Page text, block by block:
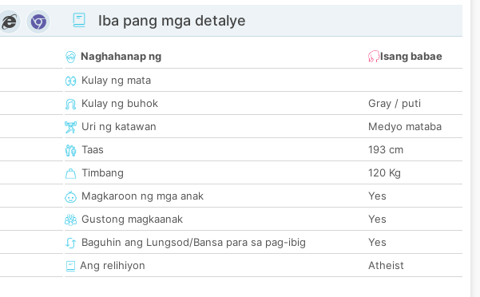
Iba pang mga detalye
Naghahanap ng
Isang babae
Kulay ng mata
Kulay ng buhok
Gray / puti
Uri ng katawan
Medyo mataba
Taas
193 cm
Timbang
120 Kg
Magkaroon ng mga anak
Yes
Gustong magkaanak
Yes
Baguhin ang Lungsod/Bansa para sa pag-ibig
Yes
Ang relihiyon
Atheist